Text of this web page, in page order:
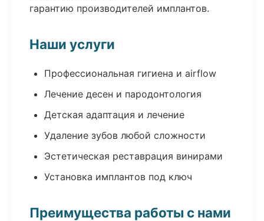
гарантию производителей имплантов.
Наши услуги
Профессиональная гигиена и airflow
Лечение десен и пародонтология
Детская адаптация и лечение
Удаление зубов любой сложности
Эстетическая реставрация винирами
Установка имплантов под ключ
Преимущества работы с нами